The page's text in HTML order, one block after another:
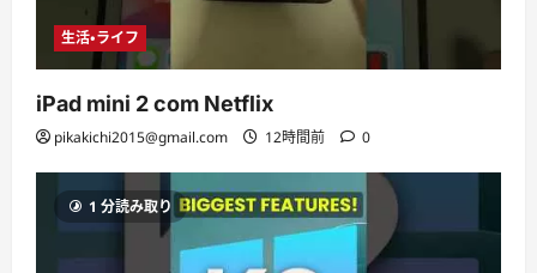
生活・ライフ
iPad mini 2 com Netflix
pikakichi2015@gmail.com 12時間前 0
1 分読み取り